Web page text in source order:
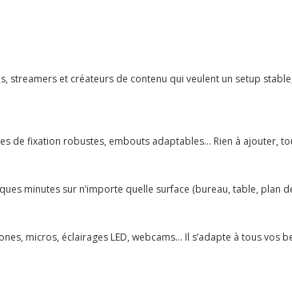
streamers et créateurs de contenu qui veulent un setup
de fixation robustes, embouts adaptables… Rien à ajouter,
minutes sur n’importe quelle surface (bureau, table, plan
micros, éclairages LED, webcams… Il s’adapte à tous vos